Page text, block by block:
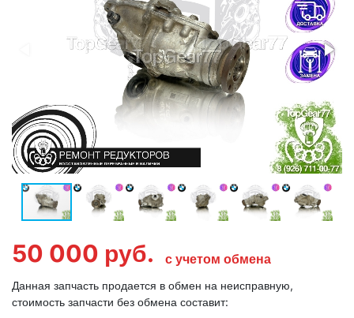
50 000 руб. с учетом обмена
Данная запчасть продается в обмен на неисправную,
стоимость запчасти без обмена составит: